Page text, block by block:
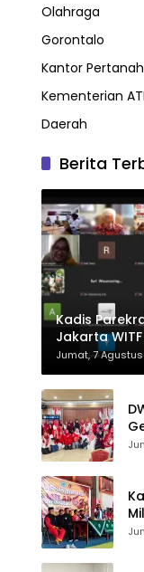
Olahraga
Gorontalo
Kantor
Kementerian
Daerah
Berita
Kadis
Jakarta
Jumat, 7